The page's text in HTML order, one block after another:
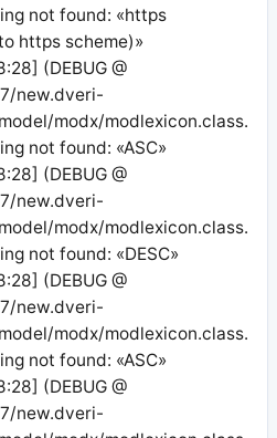
not found: «https
https scheme)»
(DEBUG @
new.dveri-
modx/
not found: «ASC»
(DEBUG @
new.dveri-
modx/
not found: «DESC»
(DEBUG @
new.dveri-
modx/
not found: «ASC»
(DEBUG @
new.dveri-